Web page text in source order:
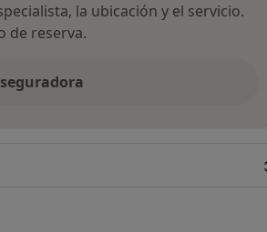
la ubicación y el servicio.
de reserva.